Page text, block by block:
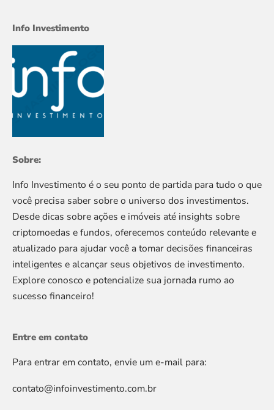
Info Investimento
Sobre:
Info Investimento é o seu ponto de partida para tudo o que
você precisa saber sobre o universo dos investimentos.
Desde dicas sobre ações e imóveis até insights sobre
criptomoedas e fundos, oferecemos conteúdo relevante e
atualizado para ajudar você a tomar decisões financeiras
inteligentes e alcançar seus objetivos de investimento.
Explore conosco e potencialize sua jornada rumo ao
sucesso financeiro!
Entre em contato
Para entrar em contato, envie um e-mail para:
contato@infoinvestimento.com.br